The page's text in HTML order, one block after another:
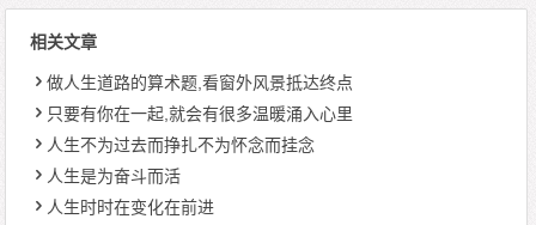
相关文章
做人生道路的算术题,看窗外风景抵达终点
只要有你在一起,就会有很多温暖涌入心里
人生不为过去而挣扎不为怀念而挂念
人生是为奋斗而活
人生时时在变化在前进